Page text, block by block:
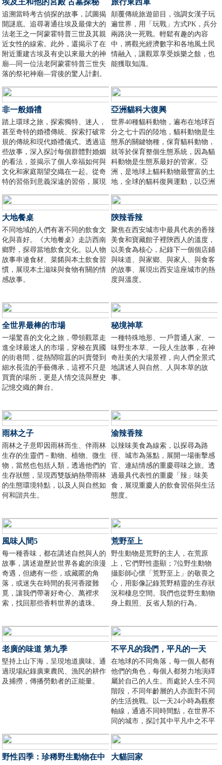
埃及王和他的宮殿 古墓探秘
追溯當時考古偵探的故事，試圖揭
開謎底。追尋著通往埃及最偉大的
法老王之一阿蒙霍特普三世及其親
近女性的線索。此外，還揭示了在
附近重建古埃及有史以來最大的神
廟—同一位法老阿蒙霍特普三世失
落的祭祀神廟—背後的驚人計劃。
旅行東西軍
顛覆傳統旅遊節目，強調女漢子玩
遍世界，用「玩戰」方式PK，兵分
兩路決一死戰。輕鬆有趣的內容
中，將觀光經濟數字和各地風土民
情融入，讓觀眾享受娛樂之餘，也
能獲取知識。
非一般婚禮
踏上環球之旅，探索獨特、迷人，
甚至奇特的婚禮傳統、探索打破常
規的傳統和現代婚禮儀式。透過這
些故事，深入探討每個群體對婚姻
的看法，並揭示了個人幸福如何與
文化和家庭期望交織在一起。從奇
特的習俗到意義深遠的習俗，展現
亞洲貓科大復興
世界40種貓科動物，遍布在地球百
分之七十四的陸地，貓科動物是生
態系的關鍵物種，保育貓科動物，
就等於保育整個生態系統，因為貓
科動物是生態系最好的管家。亞
洲，是地球上貓科動物最豐富的土
地，全球的貓科復興運動，以亞洲
與未來。
大地餐桌
不同地域的人們有著不同的飲食文
化與喜好。《大地餐桌》走訪西南
鄉野，探尋當地飲食文化。以人物
故事串連食材、菜餚與本土飲食習
慣，展現本土滋味與食物有關的情
感故事。
陝辣香辣
聚焦在西安城市中最具代表的香辣
美食和寶藏館子裡陝西人的溫度，
以美食為核心，紀錄下一個個店鋪
與味道、與家鄉、與家人、與食客
的故事、展現出西安這座城市的熱
度與溫度。
全世界最棒的市場
一場驚喜的文化之旅，帶領觀眾走
進全球最迷人的市場，穿梭在異國
的街巷間，從熱鬧喧囂的叫賣聲到
細水長流的手藝傳承，這裡不只是
買賣的場所，更是人情交流與歷史
記憶交織的舞台。
秘境神草
一種特殊地形、一戶普通人家、一
味野生本草、一段人生故事，在神
奇壯美的大場景裡，向人們全景式
地講述人與自然、人與本草的故
事。
雨林之子
雨林之子意即因雨林而生、伴雨林
生存的生靈們－動物、植物、微生
物，當然也包括人類，透過他們的
生存狀態，呈現西雙版納熱帶雨林
的生態環境特點，以及人與自然如
何和諧共生。
渝辣香辣
以辣味美食為線索，以探尋為路
徑、城市為落點，展開一場衝擊感
官、連結情感的重慶尋味之旅。透
過最具代表性的重慶「辣」味美
食，展現重慶人的飲食習俗與生活
態度。
風味人間5
每一種香味，都在講述自然與人的
故事，講述遊歷於世界各處的浪漫
奇遇，但總有一些，或藏匿的角
落，或迷失在時間的長河香蹤難
覓，讓我們帶著好奇心、萬裡求
索，找回那些香料世界的遺珠。
荒野至上
野生動物是荒野的主人，在荒原
上，它們野性盡顯；7位野生動物
攝影師心懷「荒野至上」的敬畏之
心，用影像記錄荒野精靈的生存狀
況和棲息空間。我們也從野生動物
身上觀照、反省人類的行為。
老廣的味道 第九季
堅持上山下海，呈現地道廣味。通
過現場紀錄廣東農民、漁民的耕作
及捕撈，傳播勞動者的正能量。
不平凡的我們，平凡的一天
在地球的不同角落，每一個人都有
他們的角色，每個人都努力地演繹
屬於自己的人生。而處於人生不同
階段，不同年齡層的人亦面對不同
的生活挑戰。以一天24小時為觀察
軸線，通過不同時間點，在世界不
同的城市，探討其中平凡中之不平
野性四季：珍稀野生動物在中
大貓回家